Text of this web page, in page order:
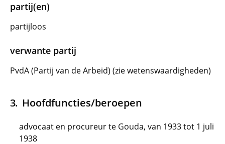
partij(en)
partijloos
verwante partij
PvdA (Partij van de Arbeid) (zie wetenswaardigheden)
Hoofdfuncties/beroepen
advocaat en procureur te Gouda, van 1933 tot 1 juli
1938